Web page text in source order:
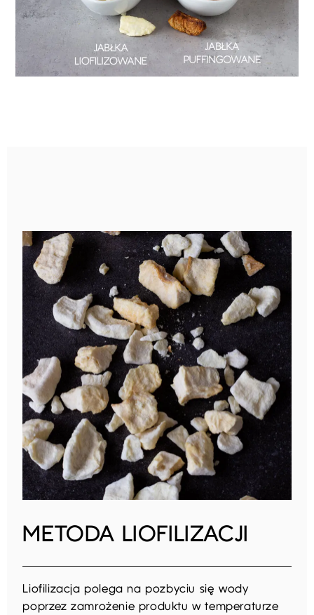
METODA LIOFILIZACJI
Liofilizacja polega na pozbyciu się wody
poprzez zamrożenie produktu w temperaturze